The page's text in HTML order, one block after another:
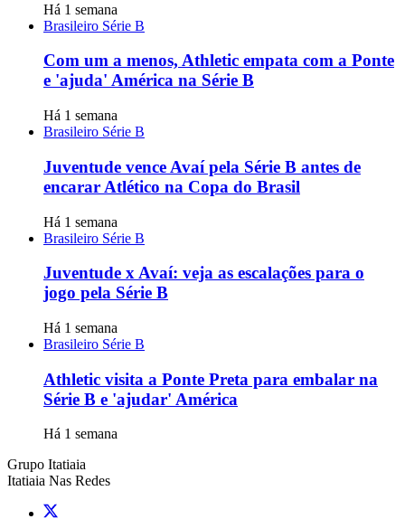
Há 1 semana
Brasileiro Série B
Com um a menos, Athletic empata com a Ponte
e 'ajuda' América na Série B
Há 1 semana
Brasileiro Série B
Juventude vence Avaí pela Série B antes de
encarar Atlético na Copa do Brasil
Há 1 semana
Brasileiro Série B
Juventude x Avaí: veja as escalações para o
jogo pela Série B
Há 1 semana
Brasileiro Série B
Athletic visita a Ponte Preta para embalar na
Série B e 'ajudar' América
Há 1 semana
Grupo Itatiaia
Itatiaia Nas Redes